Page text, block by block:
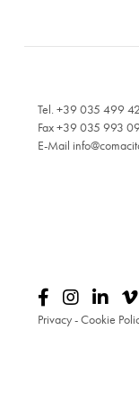
Tel. +39 035 499
Fax +39 035 993
E-Mail
Privacy-Cookie